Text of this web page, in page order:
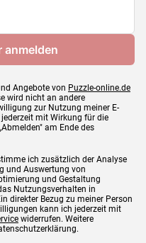
Angebote von Puzzle-online.de
wird nicht an andere
zur Nutzung meiner E-
mit Wirkung für die
am Ende des
ich zusätzlich der Analyse
und Auswertung von
und Gestaltung
Nutzungsverhalten in
direkter Bezug zu meiner Person
kann ich jederzeit mit
widerrufen. Weitere